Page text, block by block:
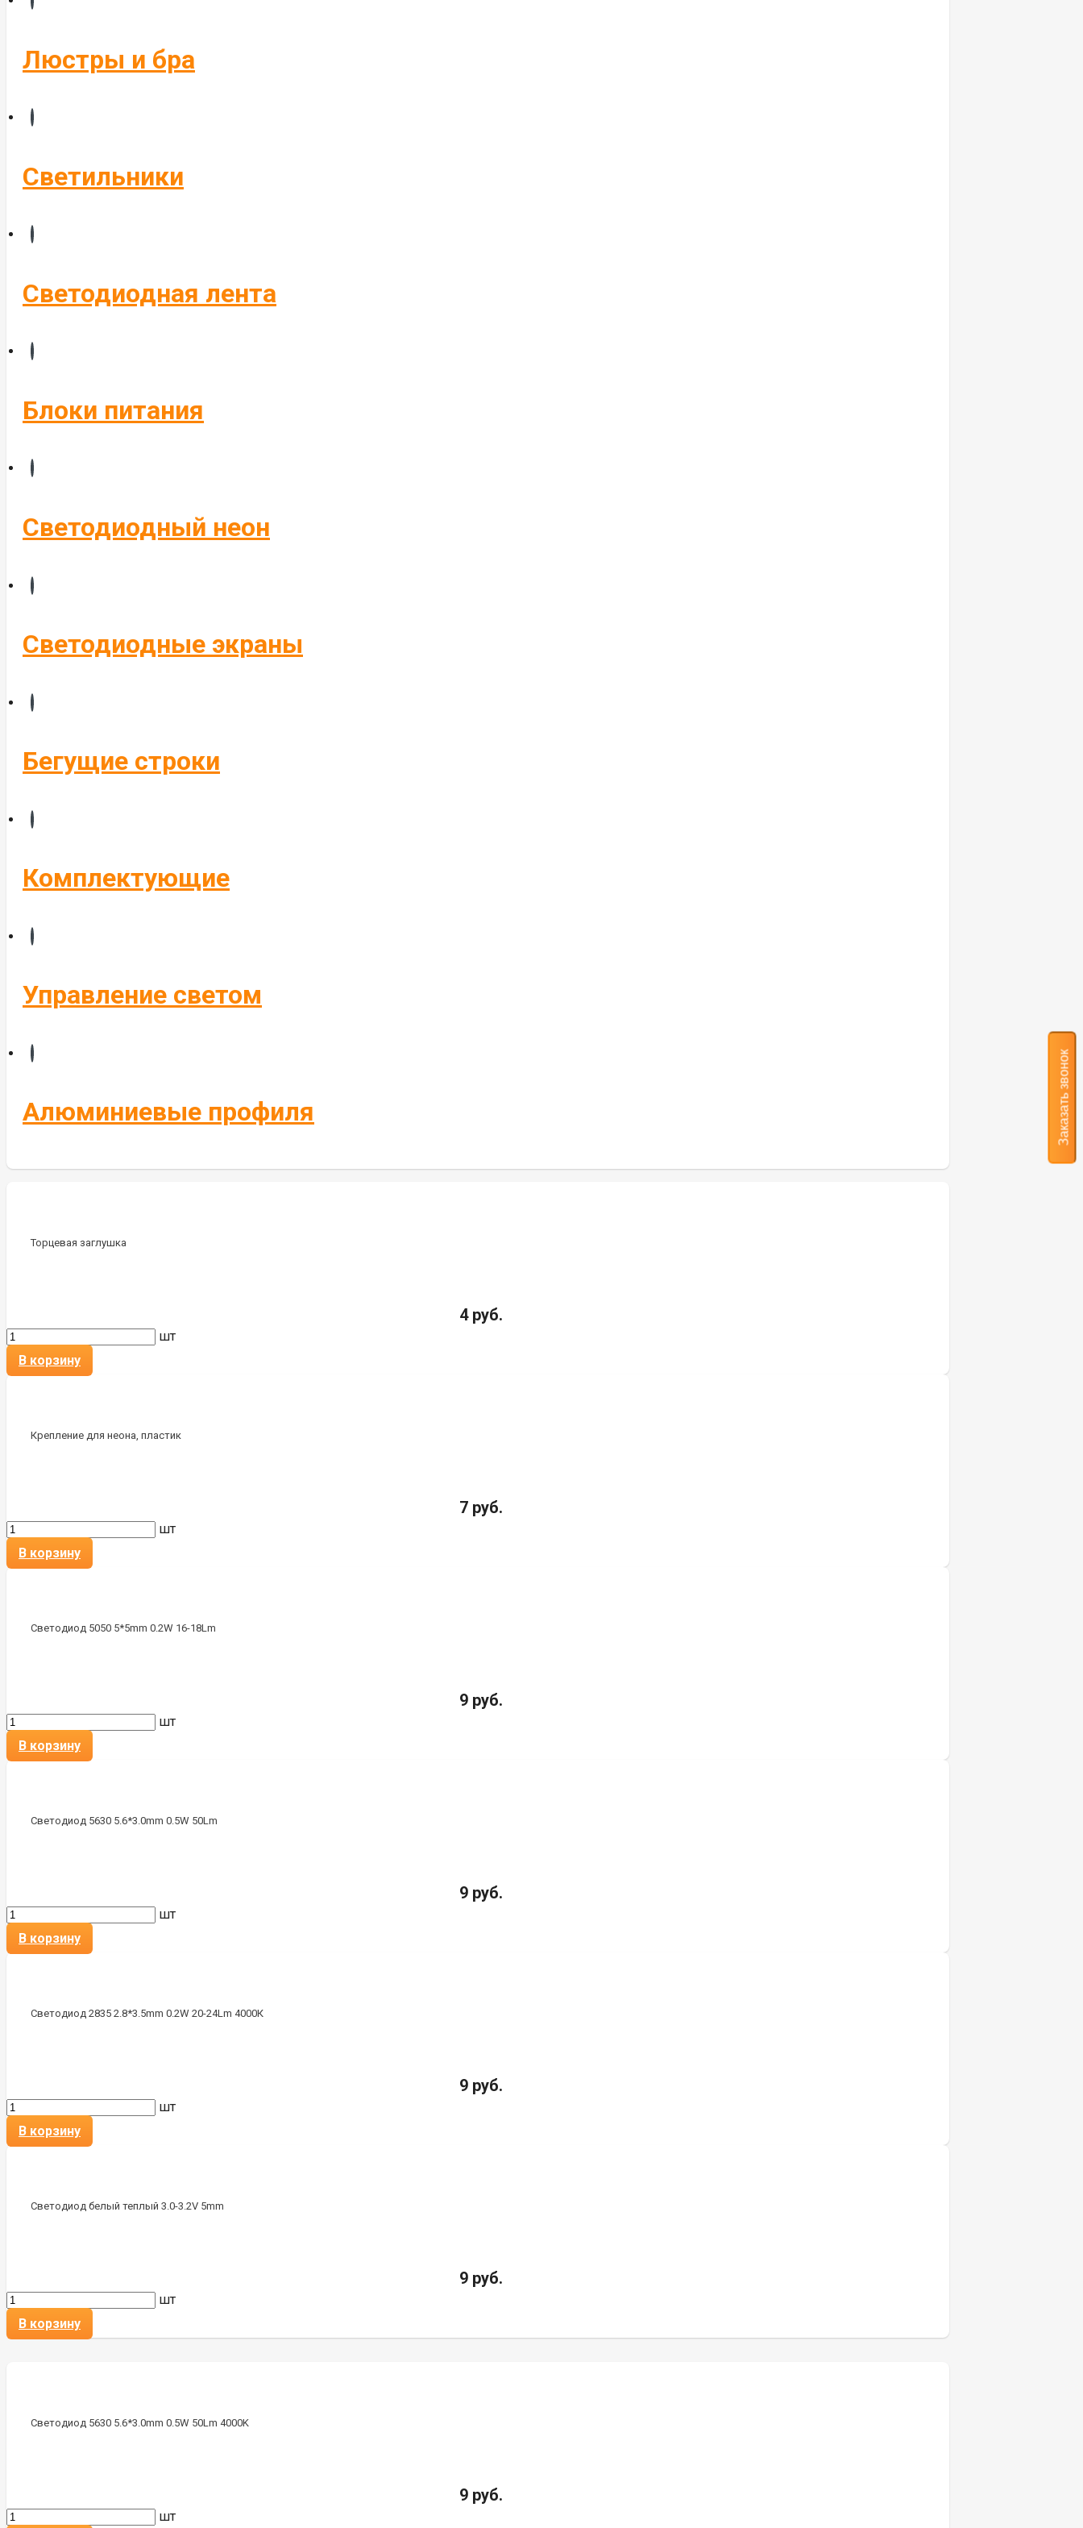
Управление светом
Люстры и бра
Светильники
Светодиодная лента
Блоки питания
Светодиодный неон
Светодиодные экраны
Бегущие строки
Комплектующие
Управление светом
Алюминиевые профиля
Торцевая заглушка
4 руб.
шт
В корзину
Крепление для неона, пластик
7 руб.
шт
В корзину
Светодиод 5050 5*5mm 0.2W 16-18Lm
9 руб.
шт
В корзину
Светодиод 5630 5.6*3.0mm 0.5W 50Lm
9 руб.
шт
В корзину
Светодиод 2835 2.8*3.5mm 0.2W 20-24Lm 4000К
9 руб.
шт
В корзину
Светодиод белый теплый 3.0-3.2V 5mm
9 руб.
шт
В корзину
Светодиод 5630 5.6*3.0mm 0.5W 50Lm 4000K
9 руб.
шт
Заказать звонок